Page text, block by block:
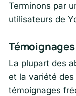
Terminons par
utilisateurs de
La plupart des
et la variété
témoignages